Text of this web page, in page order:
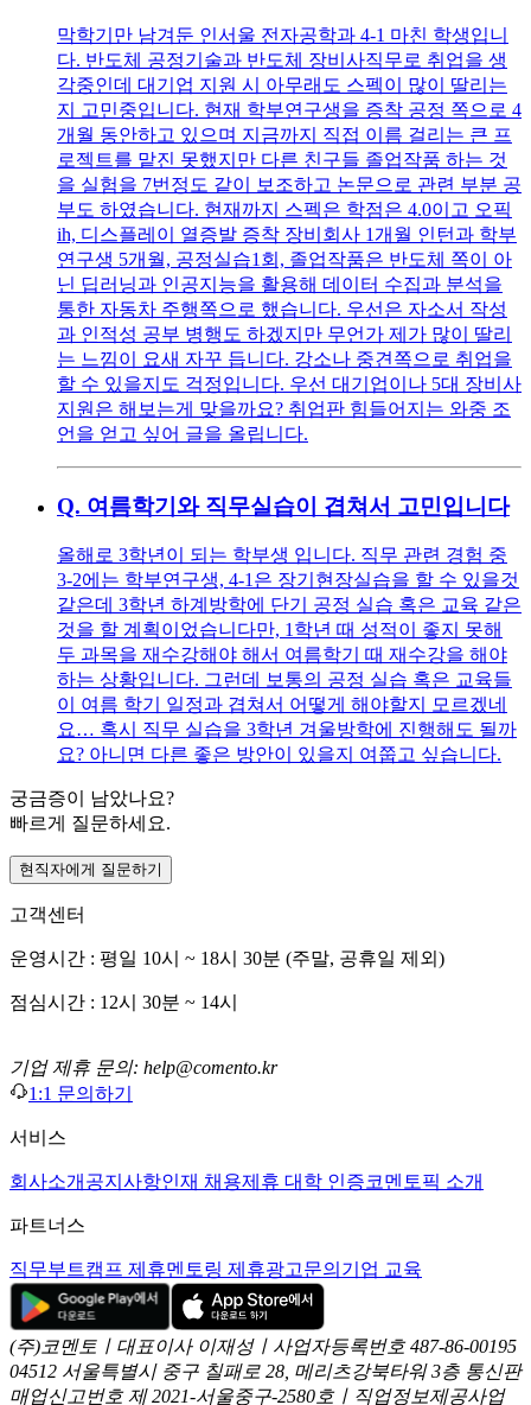
막학기만 남겨둔 인서울 전자공학과 4-1 마친 학생입니
다. 반도체 공정기술과 반도체 장비사직무로 취업을 생
각중인데 대기업 지원 시 아무래도 스펙이 많이 딸리는
지 고민중입니다. 현재 학부연구생을 증착 공정 쪽으로 4
개월 동안하고 있으며 지금까지 직접 이름 걸리는 큰 프
로젝트를 맡진 못했지만 다른 친구들 졸업작품 하는 것
을 실험을 7번정도 같이 보조하고 논문으로 관련 부분 공
부도 하였습니다. 현재까지 스펙은 학점은 4.0이고 오픽
ih, 디스플레이 열증발 증착 장비회사 1개월 인턴과 학부
연구생 5개월, 공정실습1회, 졸업작품은 반도체 쪽이 아
닌 딥러닝과 인공지능을 활용해 데이터 수집과 분석을
통한 자동차 주행쪽으로 했습니다. 우선은 자소서 작성
과 인적성 공부 병행도 하겠지만 무언가 제가 많이 딸리
는 느낌이 요새 자꾸 듭니다. 강소나 중견쪽으로 취업을
할 수 있을지도 걱정입니다. 우선 대기업이나 5대 장비사
지원은 해보는게 맞을까요? 취업판 힘들어지는 와중 조
언을 얻고 싶어 글을 올립니다.
Q. 여름학기와 직무실습이 겹쳐서 고민입니다
올해로 3학년이 되는 학부생 입니다. 직무 관련 경험 중
3-2에는 학부연구생, 4-1은 장기현장실습을 할 수 있을것
같은데 3학년 하계방학에 단기 공정 실습 혹은 교육 같은
것을 할 계획이었습니다만, 1학년 때 성적이 좋지 못해
두 과목을 재수강해야 해서 여름학기 때 재수강을 해야
하는 상황입니다. 그런데 보통의 공정 실습 혹은 교육들
이 여름 학기 일정과 겹쳐서 어떻게 해야할지 모르겠네
요… 혹시 직무 실습을 3학년 겨울방학에 진행해도 될까
요? 아니면 다른 좋은 방안이 있을지 여쭙고 싶습니다.
궁금증이 남았나요?
빠르게 질문하세요.
현직자에게 질문하기
고객센터
운영시간 : 평일 10시 ~ 18시 30분 (주말, 공휴일 제외)
점심시간 : 12시 30분 ~ 14시
기업 제휴 문의: help@comento.kr
1:1 문의하기
서비스
회사소개 공지사항인재 채용제휴 대학 인증코멘토픽 소개
파트너스
직무부트캠프 제휴멘토링 제휴광고문의 기업 교육
(주)코멘토ㅣ대표이사 이재성ㅣ사업자등록번호 487-86-00195
04512 서울특별시 중구 칠패로 28, 메리츠강북타워 3층 통신판
매업신고번호 제 2021-서울중구-2580호ㅣ직업정보제공사업